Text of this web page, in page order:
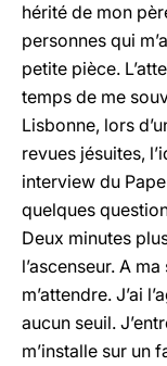
hérité de mon
personnes qui
petite pièce.
temps de me
Lisbonne, lors
revues jésuites,
interview du
quelques
Deux minutes
l’ascenseur. A
m’attendre. J’ai
aucun seuil.
m’installe sur un